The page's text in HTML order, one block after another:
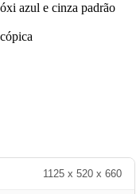
azul e cinza padrão
1125 x 520 x 660